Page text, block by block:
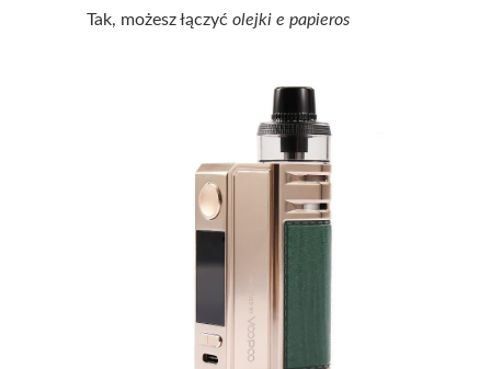
Tak, możesz łączyć olejki e papieros